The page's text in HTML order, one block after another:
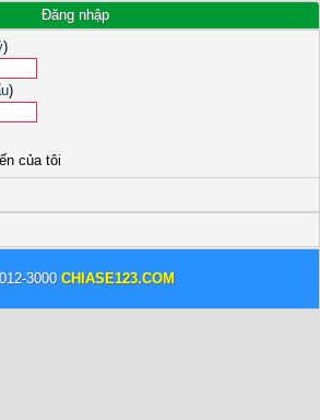
Đăng nhập
)
)
của tôi
3000 CHIASE123.COM